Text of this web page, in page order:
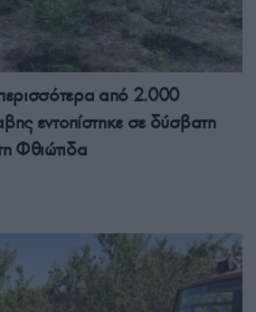
από 2.000
εντοπίστηκε σε δύσβατη
Φθιώτιδα